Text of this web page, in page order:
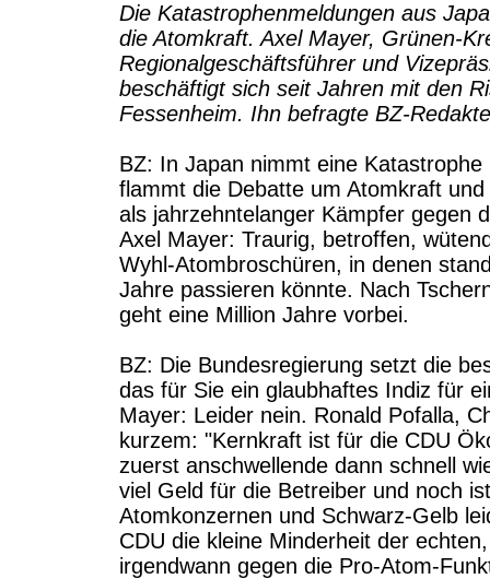
Die Katastrophenmeldungen aus
die Atomkraft. Axel Mayer, Grünen-
Regionalgeschäftsführer und
beschäftigt sich seit Jahren mit den
Fessenheim. Ihn befragte BZ-
BZ: In Japan nimmt eine
flammt die Debatte um Atomkraft
als jahrzehntelanger Kämpfer gegen
Axel Mayer: Traurig, betroffen,
Wyhl-Atombroschüren, in denen
Jahre passieren könnte. Nach
geht eine Million Jahre vorbei.
BZ: Die Bundesregierung setzt die
das für Sie ein glaubhaftes Indiz für
Mayer: Leider nein. Ronald Pofalla,
kurzem: "Kernkraft ist für die CDU
zuerst anschwellende dann schnell
viel Geld für die Betreiber und noch
Atomkonzernen und Schwarz-Gelb
CDU die kleine Minderheit der
irgendwann gegen die Pro-Atom-